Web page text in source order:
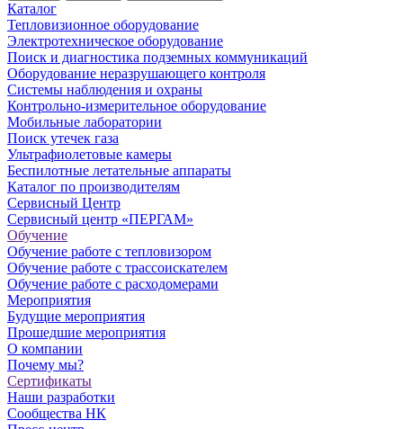
Каталог
Тепловизионное оборудование
Электротехническое оборудование
Поиск и диагностика подземных коммуникаций
Оборудование неразрушающего контроля
Системы наблюдения и охраны
Контрольно-измерительное оборудование
Мобильные лаборатории
Поиск утечек газа
Ультрафиолетовые камеры
Беспилотные летательные аппараты
Каталог по производителям
Сервисный Центр
Сервисный центр «ПЕРГАМ»
Обучение
Обучение работе с тепловизором
Обучение работе с трассоискателем
Обучение работе с расходомерами
Мероприятия
Будущие мероприятия
Прошедшие мероприятия
О компании
Почему мы?
Сертификаты
Наши разработки
Сообщества НК